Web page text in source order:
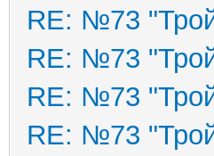
RE: №73
RE: №73
RE: №73
RE: №73